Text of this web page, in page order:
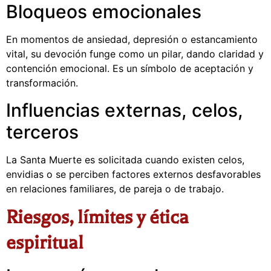
Bloqueos emocionales
En momentos de ansiedad, depresión o estancamiento
vital, su devoción funge como un pilar, dando claridad y
contención emocional. Es un símbolo de aceptación y
transformación.
Influencias externas, celos,
terceros
La Santa Muerte es solicitada cuando existen celos,
envidias o se perciben factores externos desfavorables
en relaciones familiares, de pareja o de trabajo.
Riesgos, límites y ética
espiritual